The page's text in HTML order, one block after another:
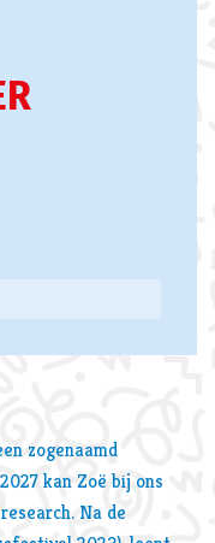
zogenaamd
kan Zoë bij ons
Na de